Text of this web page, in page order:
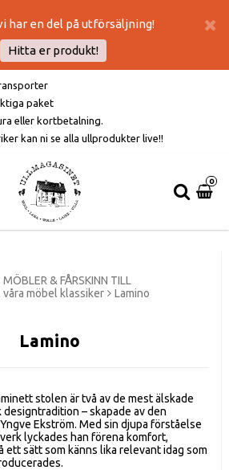
har en del på utförsäljning!
Hitta er produkt!
paket
eller kortbetalning.
kan ni se alla ullprodukter live!!
0
MÖBLER & FÅRSKINN TILL
våra möbel klassiker Lamino
Lamino
stolen är två av de mest älskade
– skapade av den
Ekström. Med sin djupa förståelse
lyckades han förena komfort,
ett sätt som känns lika relevant idag som